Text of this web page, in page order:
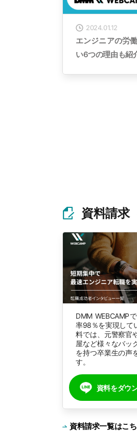
2024.01.12
エンジニアの労
い6つの理由も紹
資料請求
DMM WEBCAMP
率98％を実現して
料では、元警察官
屋など様々なバッ
を持つ卒業生の声
す。
資料をダウ
資料請求一覧はこ